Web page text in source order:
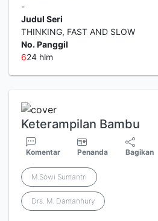
-
Judul Seri
THINKING, FAST AND SLOW
No. Panggil
624 hlm
Keterampilan Bambu
Komentar Penanda Bagikan
M.Sowi Sumantri
Drs. M. Damanhury